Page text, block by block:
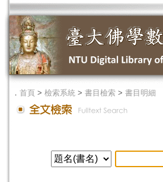
． 首頁 > 檢索系統 > 書目檢索 > 書目明細